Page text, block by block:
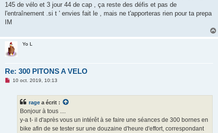
a
g
n
l
u
145 de vélo et 3 jour 44 de cap , ça reste des défis et pas de
l'entraînement .si t ' envies fait le , mais ne t'apporteras rien pour ta prepa
IM
Yo L
Re: 300 PITONS A VELO
M10 oct. 2019, 10:13
rage a écrit :
Bonjour à tous ....
y-a t- il d'après vous un intérêt à se faire une séances de 300 bornes en
bike afin de se tester sur une douzaine d'heure d'effort, correspondant